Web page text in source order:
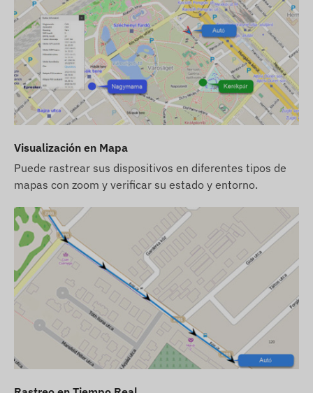
Región de funcionamiento
El dispositivo es compatible con redes GSM
operativas en las siguientes regiones:
2G: Mundial
Opciones de compra
Si compra solo el dispositivo (sin suscripción de
software), se entregará con la configuración de
fábrica. Usted será responsable de la tarjeta
configuraciones y su mantenimiento (recarga,
verificación de datos anual).
Si compra una suscripción de software junto con
el dispositivo pero sin tarjeta SIM, el dispositivo
se entregará registrado en nuestro software y
listo para funcionar. Sin embargo, la adquisición,
configuración y mantenimiento de la tarjeta SIM
seguirán siendo su responsabilidad.
Si compra el dispositivo, la suscripción de
Visualización en Mapa
Puede rastrear sus dispositivos en diferentes tipos de
mapas con zoom y verificar su estado y entorno.